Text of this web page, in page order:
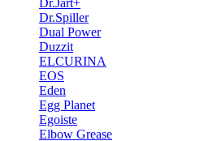
Dr.Jart+
Dr.Spiller
Dual Power
Duzzit
ELCURINA
EOS
Eden
Egg Planet
Egoiste
Elbow Grease